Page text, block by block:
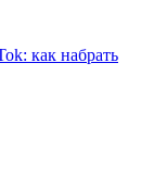
как набрать